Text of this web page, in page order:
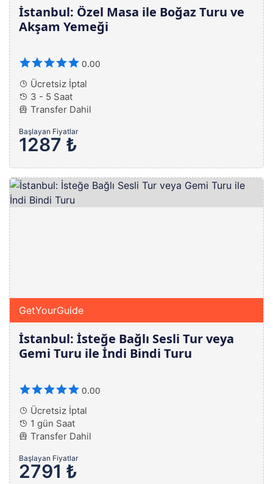
İstanbul: Özel Masa ile Boğaz Turu ve
Akşam Yemeği
0.00
Ücretsiz İptal
3 - 5 Saat
Transfer Dahil
Başlayan Fiyatlar
1287 ₺
GetYourGuide
İstanbul: İsteğe Bağlı Sesli Tur veya
Gemi Turu ile İndi Bindi Turu
0.00
Ücretsiz İptal
1 gün Saat
Transfer Dahil
Başlayan Fiyatlar
2791 ₺